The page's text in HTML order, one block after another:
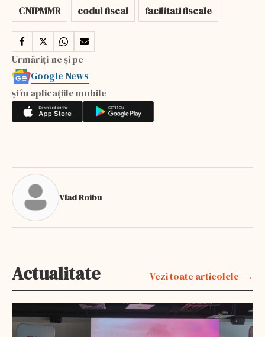
CNIPMMR codul fiscal facilitati fiscale
Urmăriți-ne și pe
Google News
și în aplicațiile mobile
Vlad Roibu
Actualitate Vezi toate articolele